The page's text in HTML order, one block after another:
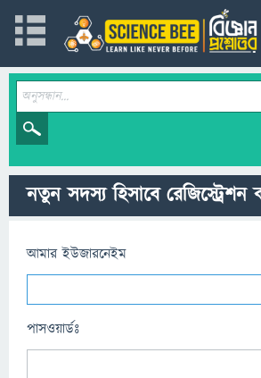
নতুন সদস্য হিসাবে
আমার ইউজারনেইম
পাসওয়ার্ডঃ